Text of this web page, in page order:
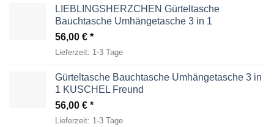
LIEBLINGSHERZCHEN Gürteltasche
Bauchtasche Umhängetasche 3 in 1
56,00 €
Lieferzeit: 1-3 Tage
Gürteltasche Bauchtasche Umhängetasche 3 in
1 KUSCHEL Freund
56,00 €
Lieferzeit: 1-3 Tage